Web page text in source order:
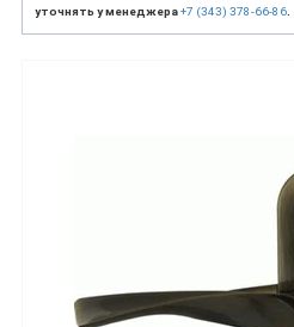
уточнять у менеджера+7 (343) 378-66-86